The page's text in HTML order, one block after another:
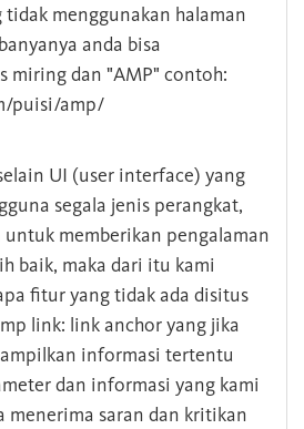
menggunakan halaman
anda bisa
miring dan "AMP" contoh:
puisi/amp/
UI (user interface) yang
segala jenis perangkat,
untuk memberikan pengalaman
baik, maka dari itu kami
fitur yang tidak ada disitus
link: link anchor yang jika
informasi tertentu
dan informasi yang kami
menerima saran dan kritikan